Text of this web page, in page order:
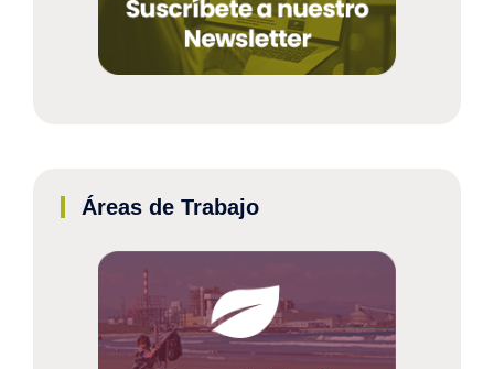
Áreas de Trabajo